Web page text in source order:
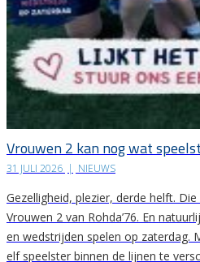
Vrouwen 2 kan nog wat
31 JULI 2026 | NIEUWS
Gezelligheid, plezier, derde helft.
Vrouwen 2 van Rohda’76. En
en wedstrijden spelen op zaterdag.
elf speelster binnen de lijnen te